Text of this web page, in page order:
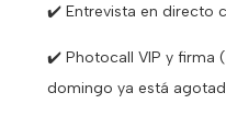
✔️ Entrevista en directo
✔️ Photocall VIP y firma
domingo ya está